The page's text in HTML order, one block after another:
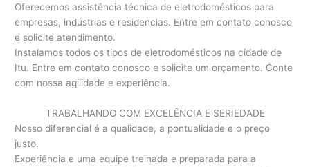
Oferecemos assistência técnica de eletrodomésticos para
empresas, indústrias e residencias. Entre em contato conosco
e solicite atendimento.
Instalamos todos os tipos de eletrodomésticos na cidade de
Itu. Entre em contato conosco e solicite um orçamento. Conte
com nossa agilidade e experiência.
TRABALHANDO COM EXCELÊNCIA E SERIEDADE
Nosso diferencial é a qualidade, a pontualidade e o preço
justo.
Experiência e uma equipe treinada e preparada para a